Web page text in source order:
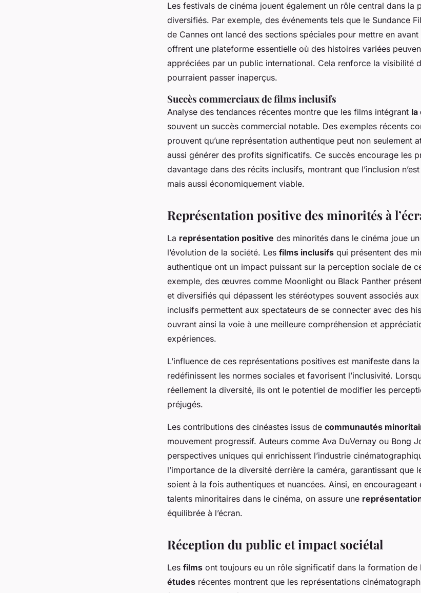
Les festivals de cinéma jouent également un rôle central dans la
diversifiés. Par exemple, des événements tels que le Sundance
de Cannes ont lancé des sections spéciales pour mettre en
offrent une plateforme essentielle où des histoires variées
appréciées par un public international. Cela renforce la visibilité
pourraient passer inaperçus.
Succès commerciaux de films inclusifs
Analyse des tendances récentes montre que les films intégrant la
souvent un succès commercial notable. Des exemples récents
prouvent qu’une représentation authentique peut non seulement
aussi générer des profits significatifs. Ce succès encourage les
davantage dans des récits inclusifs, montrant que l’inclusion
mais aussi économiquement viable.
Représentation positive des minorités à
La représentation positive des minorités dans le cinéma joue
l’évolution de la société. Les films inclusifs qui présentent des
authentique ont un impact puissant sur la perception sociale de
exemple, des œuvres comme Moonlight ou Black Panther
et diversifiés qui dépassent les stéréotypes souvent associés
inclusifs permettent aux spectateurs de se connecter avec des
ouvrant ainsi la voie à une meilleure compréhension et
expériences.
L’influence de ces représentations positives est manifeste dans
redéfinissent les normes sociales et favorisent l’inclusivité.
réellement la diversité, ils ont le potentiel de modifier les
préjugés.
Les contributions des cinéastes issus de communautés
mouvement progressif. Auteurs comme Ava DuVernay ou Bong
perspectives uniques qui enrichissent l’industrie
l’importance de la diversité derrière la caméra, garantissant que
soient à la fois authentiques et nuancées. Ainsi, en
talents minoritaires dans le cinéma, on assure une
équilibrée à l’écran.
Réception du public et impact sociétal
Les films ont toujours eu un rôle significatif dans la formation de
études récentes montrent que les représentations